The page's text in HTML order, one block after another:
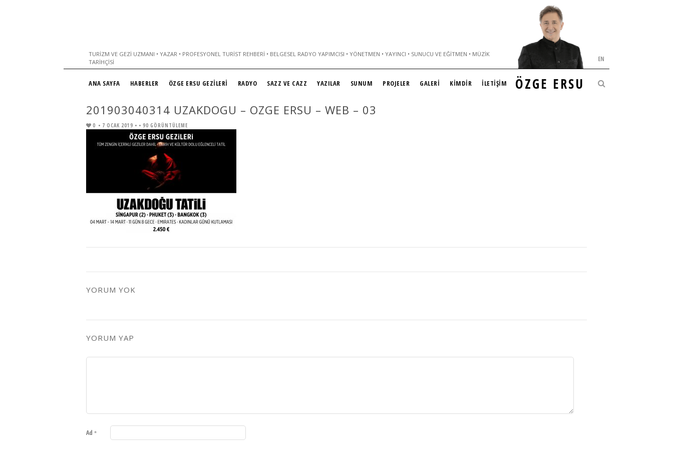
TURIZM VE GEZI UZMANI • YAZAR • PROFESYONEL TURIST REHBERI • BELGESEL RADYO YAPIMCISI • YÖNETMEN • YAYINCI • SUNUCU VE EĞITMEN • MÜZIK
TARIHÇISI
ÖZGE ERSU
EN
ANA SAYFA HABERLER ÖZGE ERSU GEZİLERİ RADYO SAZZ VE CAZZ YAZILAR SUNUM PROJELER GALERİ KİMDİR İLETİŞİM
201903040314 UZAKDOGU – OZGE ERSU – WEB – 03
0 • 7 OCAK 2019 • • 90 GÖRÜNTÜLEME
YORUM YOK
YORUM YAP
Ad *